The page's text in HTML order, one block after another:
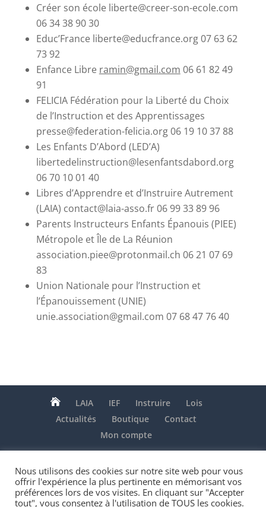
Créer son école liberte@creer-son-ecole.com
06 34 38 90 30
Educ’France liberte@educfrance.org 07 63 62
73 92
Enfance Libre ramin@gmail.com 06 61 82 49
91
FELICIA Fédération pour la Liberté du Choix
de l’Instruction et des Apprentissages
presse@federation-felicia.org 06 19 10 37 88
Les Enfants D’Abord (LED’A)
libertedelinstruction@lesenfantsdabord.org
06 70 10 01 40
Libres d’Apprendre et d’Instruire Autrement
(LAIA) contact@laia-asso.fr 06 99 33 89 96
Parents Instructeurs Enfants Épanouis (PIEE)
Métropole et Île de La Réunion
association.piee@protonmail.ch 06 21 07 69
83
Union Nationale pour l’Instruction et
l’Épanouissement (UNIE)
unie.association@gmail.com 07 68 47 76 40
 LAIA IEF Instruire
Lois
Actualités
Boutique
Contact
Mon compte
Association LAIA - Depuis 2006 au service de
Nous utilisons des cookies sur notre site web pour vous
offrir l'expérience la plus pertinente en mémorisant vos
préférences lors de vos visites. En cliquant sur "Accepter
tout", vous consentez à l'utilisation de TOUS les cookies.